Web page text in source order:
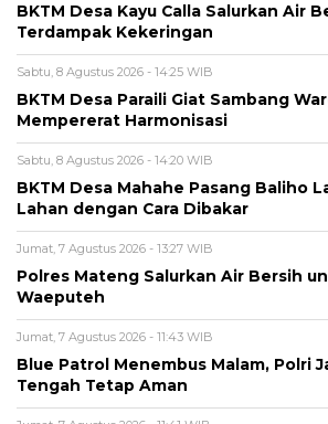
BKTM Desa Kayu Calla Salurkan Air
Terdampak Kekeringan
Sabtu, 8 Agustus 2026 - 14:25 WIB
BKTM Desa Paraili Giat Sambang
Mempererat Harmonisasi
Sabtu, 8 Agustus 2026 - 14:20 WIB
BKTM Desa Mahahe Pasang Baliho
Lahan dengan Cara Dibakar
Jumat, 7 Agustus 2026 - 13:27 WIB
Polres Mateng Salurkan Air Bersih
Waeputeh
Jumat, 7 Agustus 2026 - 11:43 WIB
Blue Patrol Menembus Malam, Polri
Tengah Tetap Aman